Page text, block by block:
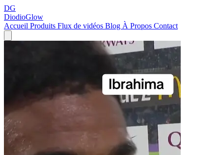
DG
DiodioGlow
Accueil Produits Flux de vidéos Blog À Propos Contact